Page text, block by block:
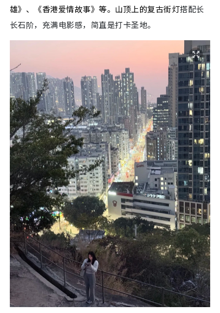
雄》、《香港爱情故事》等。山顶上的复古街灯搭配长
长石阶，充满电影感，简直是打卡圣地。